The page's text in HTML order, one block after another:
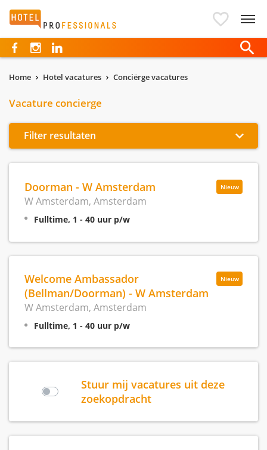
Hotelprofessionals
Home Hotel vacatures Conciërge vacatures
Vacature concierge
Filter resultaten
Nieuw
Doorman - W Amsterdam
W Amsterdam, Amsterdam
Fulltime, 1 - 40 uur p/w
Nieuw
Welcome Ambassador
(Bellman/Doorman) - W Amsterdam
W Amsterdam, Amsterdam
Fulltime, 1 - 40 uur p/w
Stuur mij vacatures uit deze
zoekopdracht